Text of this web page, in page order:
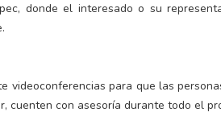
donde el interesado o su
videoconferencias para que las
cuenten con asesoría durante todo el